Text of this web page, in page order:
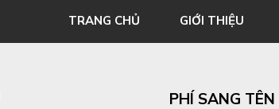
TRANG CHỦ GIỚI THIỆU
PHÍ SANG TÊN